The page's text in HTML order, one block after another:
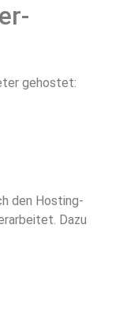
gehostet:
den Hosting-
Dazu